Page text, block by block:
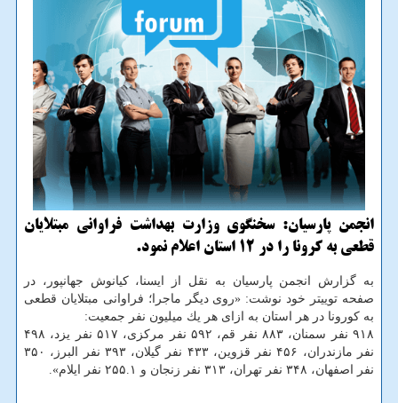
انجمن پارسیان: سخنگوی وزارت بهداشت فراوانی مبتلایان
قطعی به كرونا را در 12 استان اعلام نمود.
به گزارش انجمن پارسیان به نقل از ایسنا، كیانوش جهانپور، در
صفحه توییتر خود نوشت: «روی دیگر ماجرا؛ فراوانی مبتلایان قطعی
به كورونا در هر استان به ازای هر یك میلیون نفر جمعیت:
۹۱۸ نفر سمنان، ۸۸۳ نفر قم، ۵۹۲ نفر مركزی، ۵۱۷ نفر یزد، ۴۹۸
نفر مازندران، ۴۵۶ نفر قزوین، ۴۳۳ نفر گیلان، ۳۹۳ نفر البرز، ۳۵۰
نفر اصفهان، ۳۴۸ نفر تهران، ۳۱۳ نفر زنجان و ۲۵۵.۱ نفر ایلام».